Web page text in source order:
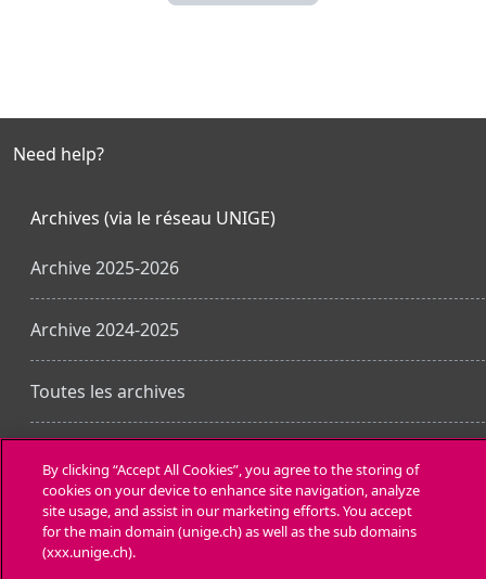
Need help?
Archives (via le réseau UNIGE)
Archive 2025-2026
Archive 2024-2025
Toutes les archives
Laden Sie die mobile App
By clicking “Accept All Cookies”, you agree to the storing of
cookies on your device to enhance site navigation, analyze
site usage, and assist in our marketing efforts. You accept
for the main domain (unige.ch) as well as the sub domains
(xxx.unige.ch).